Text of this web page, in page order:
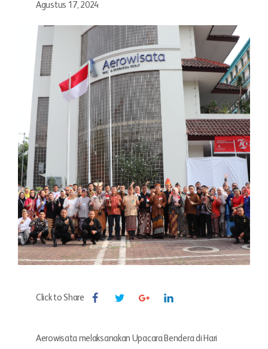
Agustus 17, 2024
Click to Share
Aerowisata melaksanakan Upacara Bendera di Hari